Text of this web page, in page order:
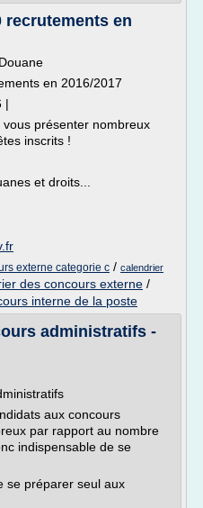
recrutements en
en 2016/2017
|
présenter nombreux
inscrits !
et droits...
externe categorie c / calendrier
des concours externe /
interne de la poste
administratifs -
aux concours
par rapport au nombre
indispensable de se
se préparer seul aux